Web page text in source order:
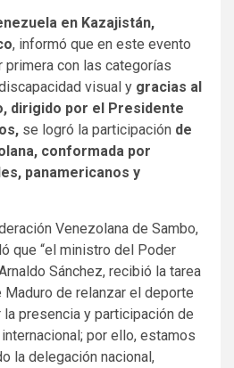
en Kazajistán,
, informó que en este evento
primera con las categorías
visual y gracias al
dirigido por el Presidente
se logró la participación de
conformada por
panamericanos y
Venezolana de Sambo,
que “el ministro del Poder
Sánchez, recibió la tarea
de relanzar el deporte
presencia y participación de
por ello, estamos
la delegación nacional,